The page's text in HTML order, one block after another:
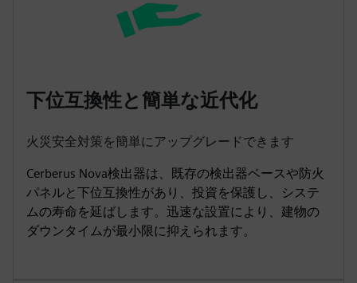
下位互換性と簡単な近代化
火災安全対策を簡単にアップグレードできます
Cerberus Nova検出器は、既存の検出器ベースや防火
パネルと下位互換性があり、投資を保護し、システ
ムの寿命を延ばします。迅速な設置により、建物の
ダウンタイムが最小限に抑えられます。